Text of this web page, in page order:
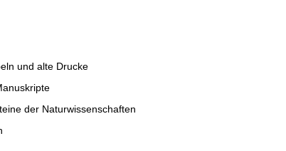
und alte Drucke
der Naturwissenschaften